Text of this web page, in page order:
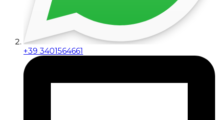
+39 3401564661